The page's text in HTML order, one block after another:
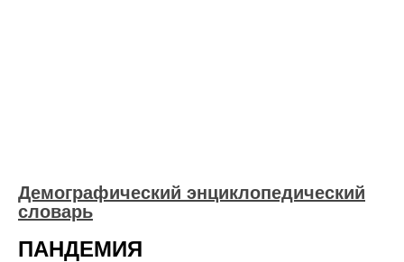
Демографический энциклопедический
словарь
ПАНДЕМИЯ